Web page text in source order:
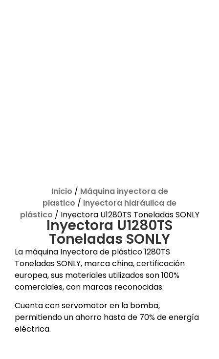
Inicio / Máquina inyectora de
plastico / Inyectora hidráulica de
plástico / Inyectora U1280TS Toneladas SONLY
Inyectora U1280TS
Toneladas SONLY
La máquina Inyectora de plástico 1280TS
Toneladas SONLY, marca china, certificación
europea, sus materiales utilizados son 100%
comerciales, con marcas reconocidas.
Cuenta con servomotor en la bomba,
permitiendo un ahorro hasta de 70% de energía
eléctrica.